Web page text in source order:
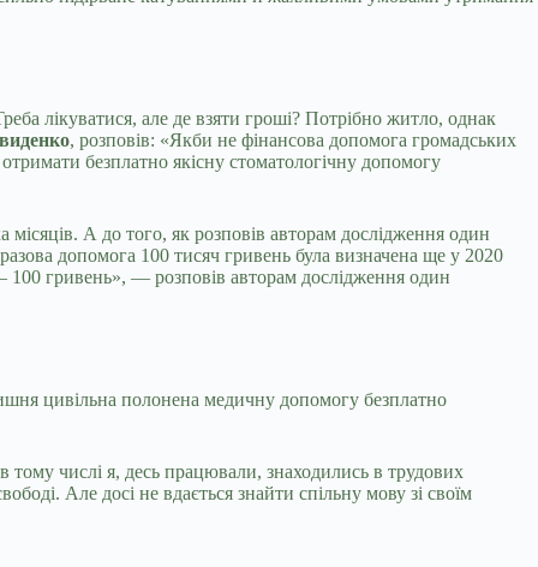
лікуватися, але де взяти гроші? Потрібно житло, однак
, розповів: «Якби не фінансова допомога громадських
безплатно якісну стоматологічну допомогу
А до того, як розповів авторам дослідження один
допомога 100 тисяч гривень була визначена ще у 2020
100 гривень», — розповів авторам дослідження один
цивільна полонена медичну допомогу безплатно
числі я, десь працювали, знаходились в трудових
Але досі не вдається знайти спільну мову зі своїм